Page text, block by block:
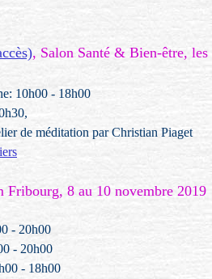
, Salon Santé & Bien-être,
10h00 - 18h00
de méditation par Christian Piaget
8 au 10 novembre 2019
- 20h00
- 20h00
- 18h00